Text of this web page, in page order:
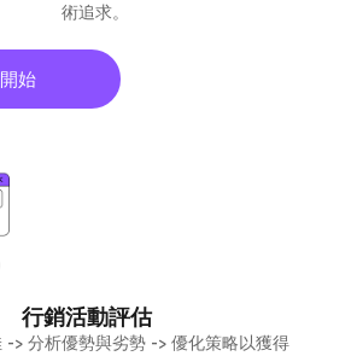
術追求。
始
行銷活動評估
-> 分析優勢與劣勢 -> 優化策略以獲得